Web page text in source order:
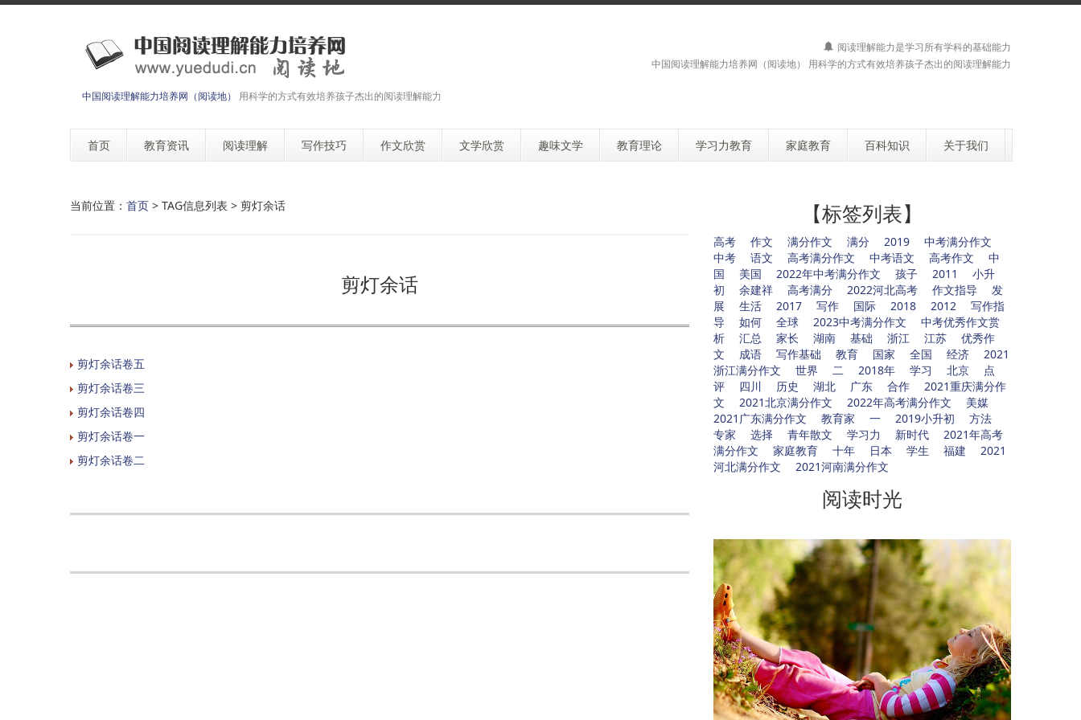
中国阅读理解能力培养网（阅读地） 用科学的方式有效培养孩子杰出的阅读理解能力
阅读理解能力是学习所有学科的基础能力
中国阅读理解能力培养网（阅读地） 用科学的方式有效培养孩子杰出的阅读理解能力
首页 教育资讯 阅读理解 写作技巧 作文欣赏 文学欣赏 趣味文学 教育理论 学习力教育 家庭教育 百科知识 关于我们
当前位置： 首页 > TAG信息列表 > 剪灯余话
剪灯余话
剪灯余话卷五
剪灯余话卷三
剪灯余话卷四
剪灯余话卷一
剪灯余话卷二
【标签列表】
高考 作文 满分作文 满分 2019
中考满分作文
中考
语文 高考满分作文 中考语文 高考作文
中
国
美国 2022年中考满分作文 孩子 2011
小升
初
余建祥 高考满分 2022河北高考 作文指导
发
展
生活 2017 写作 国际 2018 2012
写作指
导
如何 全球 2023中考满分作文
中考优秀作文赏
析
汇总 家长 湖南 基础 浙江 江苏
优秀作
文
成语 写作基础 教育 国家 全国 经济
2021
浙江满分作文
世界 二 2018年 学习 北京
点
评
四川 历史 湖北 广东 合作
2021重庆满分作
文
2021北京满分作文 2022年高考满分作文
美媒
2021广东满分作文
教育家 一 2019小升初
方法
专家
选择 青年散文 学习力 新时代
2021年高考
满分作文
家庭教育 十年 日本 学生 福建
2021
河北满分作文
2021河南满分作文
阅读时光